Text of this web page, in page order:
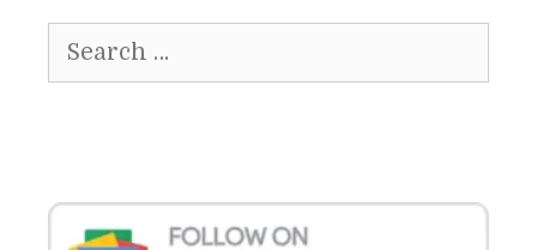
for: